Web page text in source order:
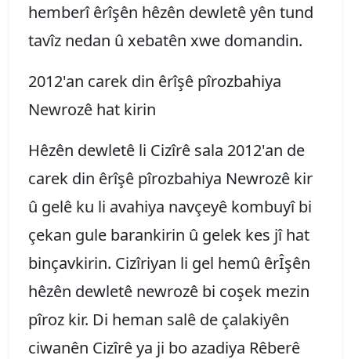
hemberî êrîşên hêzên dewletê yên tund
tavîz nedan û xebatên xwe domandin.
2012'an carek din êrîşê pîrozbahiya
Newrozê hat kirin
Hêzên dewletê li Cizîrê sala 2012'an de
carek din êrîşê pîrozbahiya Newrozê kir
û gelê ku li avahiya navçeyê kombuyî bi
çekan gule barankirin û gelek kes jî hat
binçavkirin. Cizîriyan li gel hemû êrÎşên
hêzên dewletê newrozê bi coşek mezin
pîroz kir. Di heman salê de çalakiyên
ciwanên Cizîrê ya ji bo azadiya Rêberê